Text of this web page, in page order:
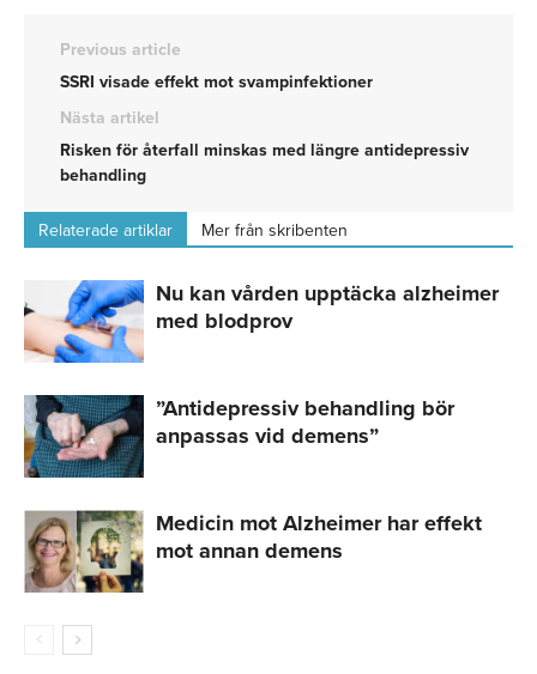
Previous article
SSRI visade effekt mot svampinfektioner
Nästa artikel
Risken för återfall minskas med längre antidepressiv
behandling
Relaterade artiklar Mer från skribenten
Nu kan vården upptäcka alzheimer
med blodprov
”Antidepressiv behandling bör
anpassas vid demens”
Medicin mot Alzheimer har effekt
mot annan demens